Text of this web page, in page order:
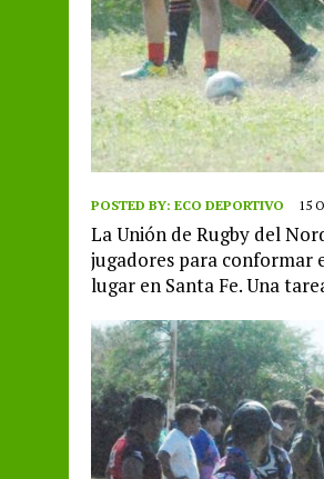
POSTED BY: ECO DEPORTIVO 15
La Unión de Rugby del
jugadores para conformar
lugar en Santa Fe. Una